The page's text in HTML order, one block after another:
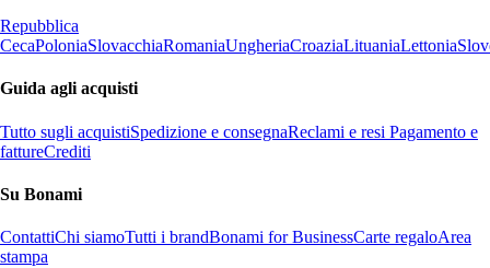
Repubblica
CecaPoloniaSlovacchiaRomaniaUngheriaCroaziaLituaniaLettonia
Guida agli acquisti
Tutto sugli acquistiSpedizione e consegnaReclami e resi Pagamento e
fattureCrediti
Su Bonami
ContattiChi siamoTutti i brandBonami for BusinessCarte regaloArea
stampa